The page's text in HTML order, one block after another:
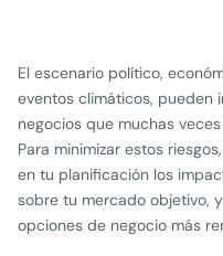
El escenario político,
eventos climáticos, pueden
negocios que muchas
Para minimizar estos
en tu planificación los
sobre tu mercado objetivo,
opciones de negocio más